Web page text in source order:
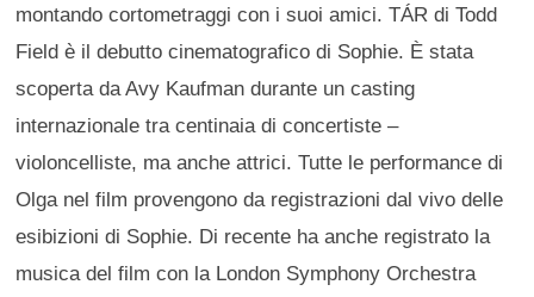
montando cortometraggi con i suoi amici. TÁR di Todd
Field è il debutto cinematografico di Sophie. È stata
scoperta da Avy Kaufman durante un casting
internazionale tra centinaia di concertiste –
violoncelliste, ma anche attrici. Tutte le performance di
Olga nel film provengono da registrazioni dal vivo delle
esibizioni di Sophie. Di recente ha anche registrato la
musica del film con la London Symphony Orchestra